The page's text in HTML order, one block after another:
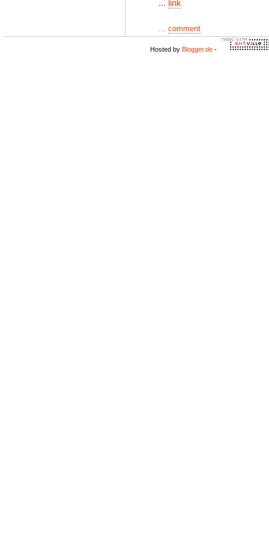
... link
... comment
Hosted by Blogger.de -